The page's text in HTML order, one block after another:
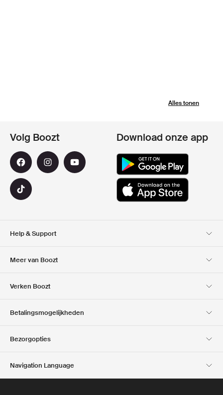
Alles tonen
Help & Support
Meer van Boozt
Club Boozt
Verken Boozt
Pers & locaties
Volg Boozt Download onze app
Betalingsmogelijkheden
Bezorgopties
Navigation Language